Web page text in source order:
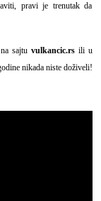
pravi je trenutak da
sajtu vulkancic.rsili u
nikada niste doživeli!